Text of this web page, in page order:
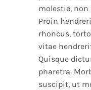
molestie,
Proin
rhoncus,
vitae
Quisque
pharetra.
suscipit, ut